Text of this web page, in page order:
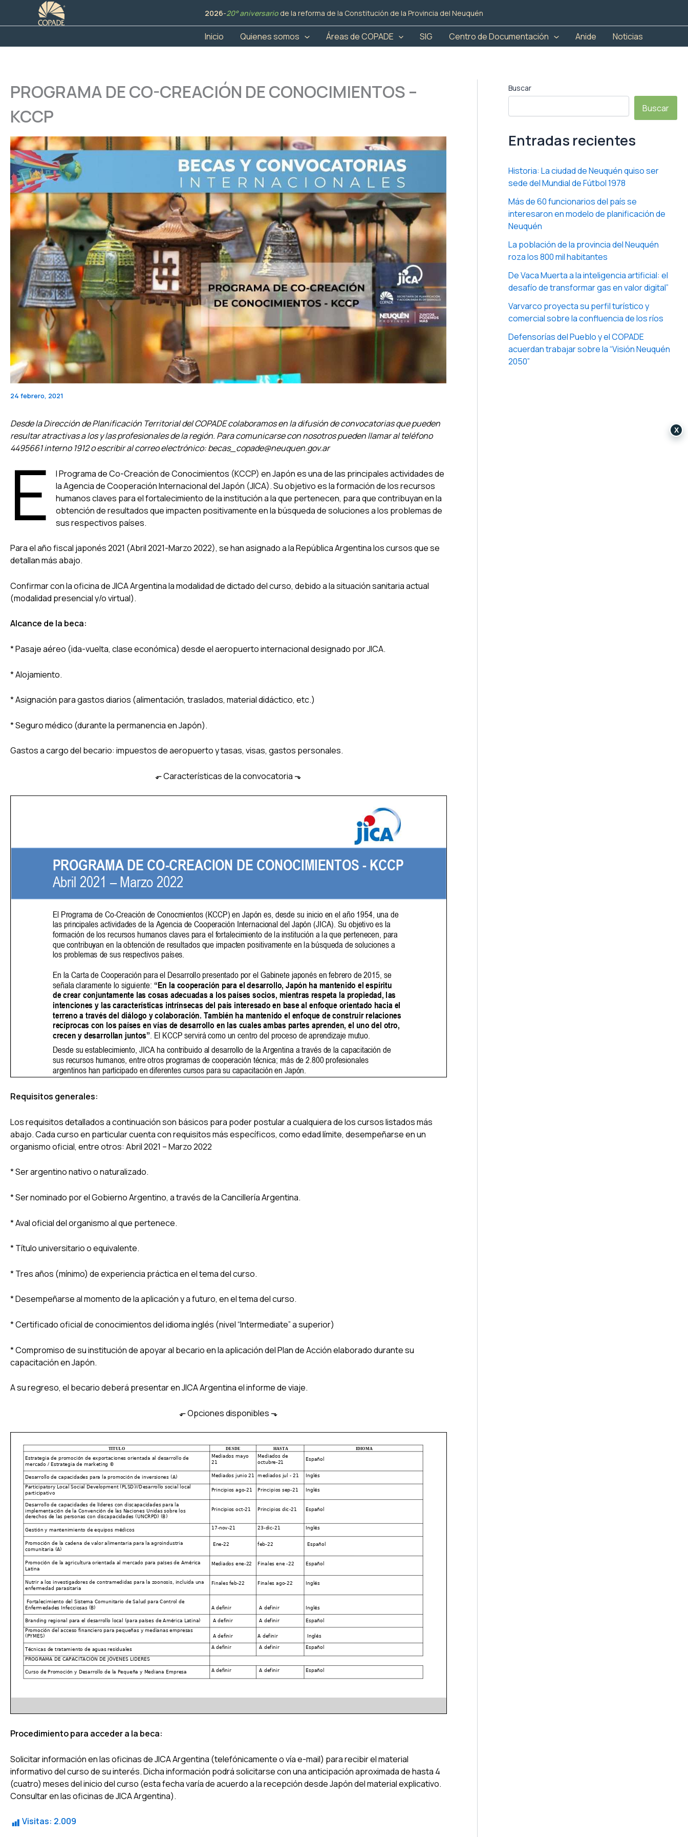
2026-20° aniversario de la reforma de la Constitución de la Provincia del Neuquén
Inicio Quienes somos Áreas de COPADE SIG Centro de Documentación Anide Noticias
PROGRAMA DE CO-CREACIÓN DE CONOCIMIENTOS –
KCCP
24 febrero, 2021
Desde la Dirección de Planificación Territorial del COPADE colaboramos en la difusión de convocatorias que pueden
resultar atractivas a los y las profesionales de la región. Para comunicarse con nosotros pueden llamar al teléfono
4495661 interno 1912 o escribir al correo electrónico: becas_copade@neuquen.gov.ar
E
l Programa de Co-Creación de Conocimientos (KCCP) en Japón es una de las principales actividades de
la Agencia de Cooperación Internacional del Japón (JICA). Su objetivo es la formación de los recursos
humanos claves para el fortalecimiento de la institución a la que pertenecen, para que contribuyan en la
obtención de resultados que impacten positivamente en la búsqueda de soluciones a los problemas de
sus respectivos países.
Para el año fiscal japonés 2021 (Abril 2021-Marzo 2022), se han asignado a la República Argentina los cursos que se
detallan más abajo.
Confirmar con la oficina de JICA Argentina la modalidad de dictado del curso, debido a la situación sanitaria actual
(modalidad presencial y/o virtual).
Alcance de la beca:
* Pasaje aéreo (ida-vuelta, clase económica) desde el aeropuerto internacional designado por JICA.
* Alojamiento.
* Asignación para gastos diarios (alimentación, traslados, material didáctico, etc.)
* Seguro médico (durante la permanencia en Japón).
Gastos a cargo del becario: impuestos de aeropuerto y tasas, visas, gastos personales.
⬐ Características de la convocatoria ⬎
Requisitos generales:
Los requisitos detallados a continuación son básicos para poder postular a cualquiera de los cursos listados más
abajo. Cada curso en particular cuenta con requisitos más específicos, como edad límite, desempeñarse en un
organismo oficial, entre otros: Abril 2021 – Marzo 2022
* Ser argentino nativo o naturalizado.
* Ser nominado por el Gobierno Argentino, a través de la Cancillería Argentina.
* Aval oficial del organismo al que pertenece.
* Título universitario o equivalente.
* Tres años (mínimo) de experiencia práctica en el tema del curso.
* Desempeñarse al momento de la aplicación y a futuro, en el tema del curso.
* Certificado oficial de conocimientos del idioma inglés (nivel “Intermediate” a superior)
* Compromiso de su institución de apoyar al becario en la aplicación del Plan de Acción elaborado durante su
capacitación en Japón.
A su regreso, el becario deberá presentar en JICA Argentina el informe de viaje.
⬐ Opciones disponibles ⬎
Procedimiento para acceder a la beca:
Solicitar información en las oficinas de JICA Argentina (telefónicamente o vía e-mail) para recibir el material
informativo del curso de su interés. Dicha información podrá solicitarse con una anticipación aproximada de hasta 4
(cuatro) meses del inicio del curso (esta fecha varía de acuerdo a la recepción desde Japón del material explicativo.
Consultar en las oficinas de JICA Argentina).
Visitas: 2.009
Buscar
Buscar
Entradas recientes
Historia: La ciudad de Neuquén quiso ser
sede del Mundial de Fútbol 1978
Más de 60 funcionarios del país se
interesaron en modelo de planificación de
Neuquén
La población de la provincia del Neuquén
roza los 800 mil habitantes
De Vaca Muerta a la inteligencia artificial: el
desafío de transformar gas en valor digital”
Varvarco proyecta su perfil turístico y
comercial sobre la confluencia de los ríos
Defensorías del Pueblo y el COPADE
acuerdan trabajar sobre la “Visión Neuquén
2050”
X